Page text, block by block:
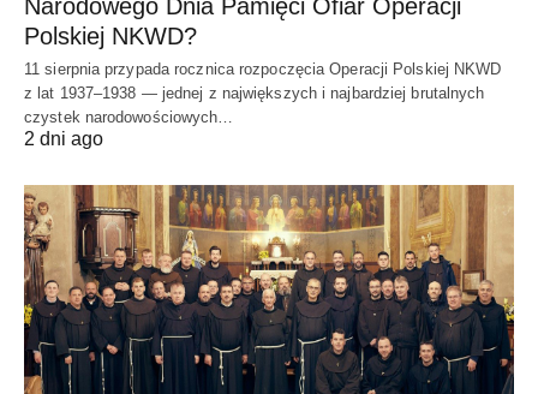
Narodowego Dnia Pamięci Ofiar Operacji
Polskiej NKWD?
11 sierpnia przypada rocznica rozpoczęcia Operacji Polskiej NKWD
z lat 1937–1938 — jednej z największych i najbardziej brutalnych
czystek narodowościowych…
2 dni ago